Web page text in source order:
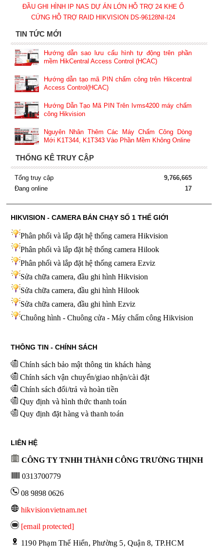
ĐẦU GHI HÌNH IP NAS DỰ ÁN LỚN HỖ TRỢ 24 KHE Ổ
CỨNG HỖ TRỢ RAID HIKVISION DS-96128NI-I24
TIN TỨC MỚI
Hướng dẫn sao lưu cấu hình tự động trên phần
mềm HikCentral Access Control (HCAC)
Hướng dẫn tạo mã PIN chấm công trên Hikcentral
Access Control(HCAC)
Hướng Dẫn Tạo Mã PIN Trên Ivms4200 máy chấm
công Hikvision
Nguyên Nhân Thêm Các Máy Chấm Công Dòng
Mới K1T344, K1T343 Vào Phần Mềm Không Online
THỐNG KÊ TRUY CẬP
Tổng truy cập
9,766,665
Đang online
17
HIKVISION - CAMERA BÁN CHẠY SỐ 1 THẾ GIỚI
Phân phối và lắp đặt hệ thống camera Hikvision
Phân phối và lắp đặt hệ thống camera Hilook
Phân phối và lắp đặt hệ thống camera Ezviz
Sửa chữa camera, đầu ghi hình Hikvision
Sửa chữa camera, đầu ghi hình Hilook
Sửa chữa camera, đầu ghi hình Ezviz
Chuông hình - Chuông cửa - Máy chấm công Hikvision
THÔNG TIN - CHÍNH SÁCH
Chính sách bảo mật thông tin khách hàng
Chính sách vận chuyển/giao nhận/cài đặt
Chính sách đổi/trả và hoàn tiền
Quy định và hình thức thanh toán
Quy định đặt hàng và thanh toán
LIÊN HỆ
CÔNG TY TNHH THÀNH CÔNG TRƯỜNG THỊNH
0313700779
08 9898 0626
hikvisionvietnam.net
[email protected]
1190 Phạm Thế Hiển, Phường 5, Quận 8, TP.HCM